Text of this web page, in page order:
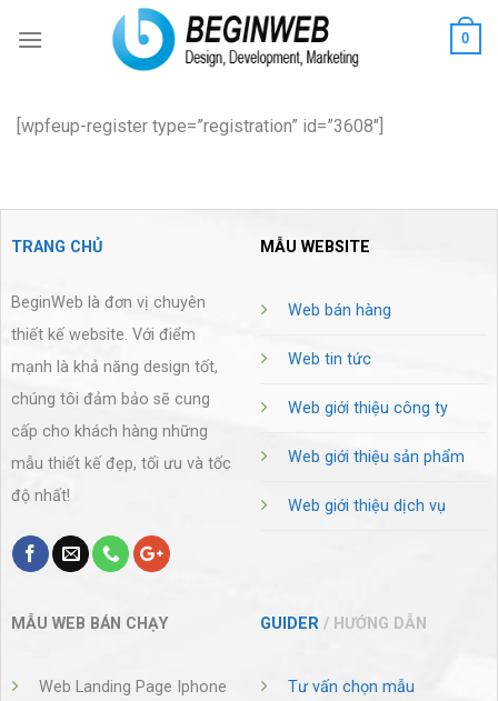
0
[wpfeup-register type=”registration” id=”3608″]
TRANG CHỦ
BeginWeb là đơn vị chuyên
thiết kế website. Với điểm
mạnh là khả năng design tốt,
chúng tôi đảm bảo sẽ cung
cấp cho khách hàng những
mẫu thiết kế đẹp, tối ưu và tốc
độ nhất!
MẪU WEBSITE
Web bán hàng
Web tin tức
Web giới thiệu công ty
Web giới thiệu sản phẩm
Web giới thiệu dịch vụ
MẪU WEB BÁN CHẠY
Web Landing Page Iphone
GUIDER / HƯỚNG DẪN
Tư vấn chọn mẫu